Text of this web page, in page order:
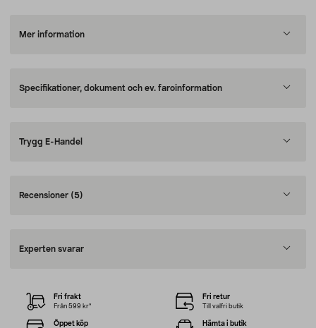
Mer information
Specifikationer, dokument och ev. faroinformation
Trygg E-Handel
Recensioner (5)
Experten svarar
Fri frakt
Från 599 kr*
Fri retur
Till valfri butik
Öppet köp Hämta i butik